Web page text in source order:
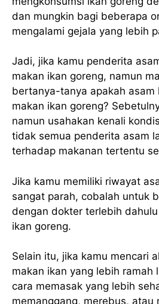
dan mungkin bagi beberapa
mengalami gejala yang lebih
Jadi, jika kamu penderita
makan ikan goreng, namun
bertanya-tanya apakah asam
makan ikan goreng?
namun usahakan kenali
tidak semua penderita asam
terhadap makanan tertentu
Jika kamu memiliki riwayat
sangat parah, cobalah untuk
dengan dokter terlebih
ikan goreng.
Selain itu, jika kamu mencari
makan ikan yang lebih ramah
cara memasak yang lebih
memanggang, merebus, atau